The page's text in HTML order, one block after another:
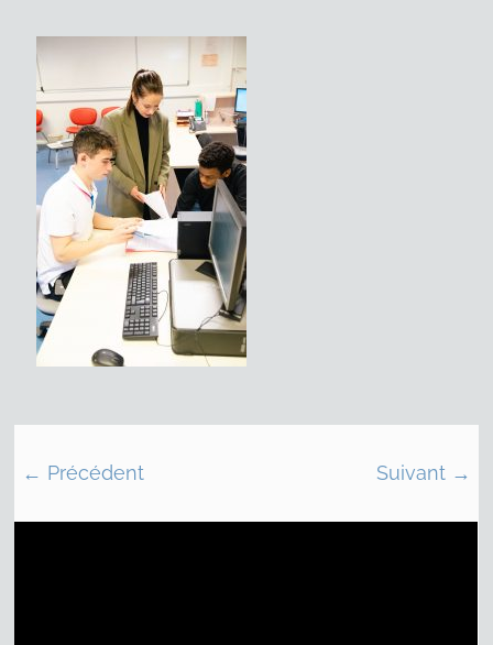
← Précédent Suivant →